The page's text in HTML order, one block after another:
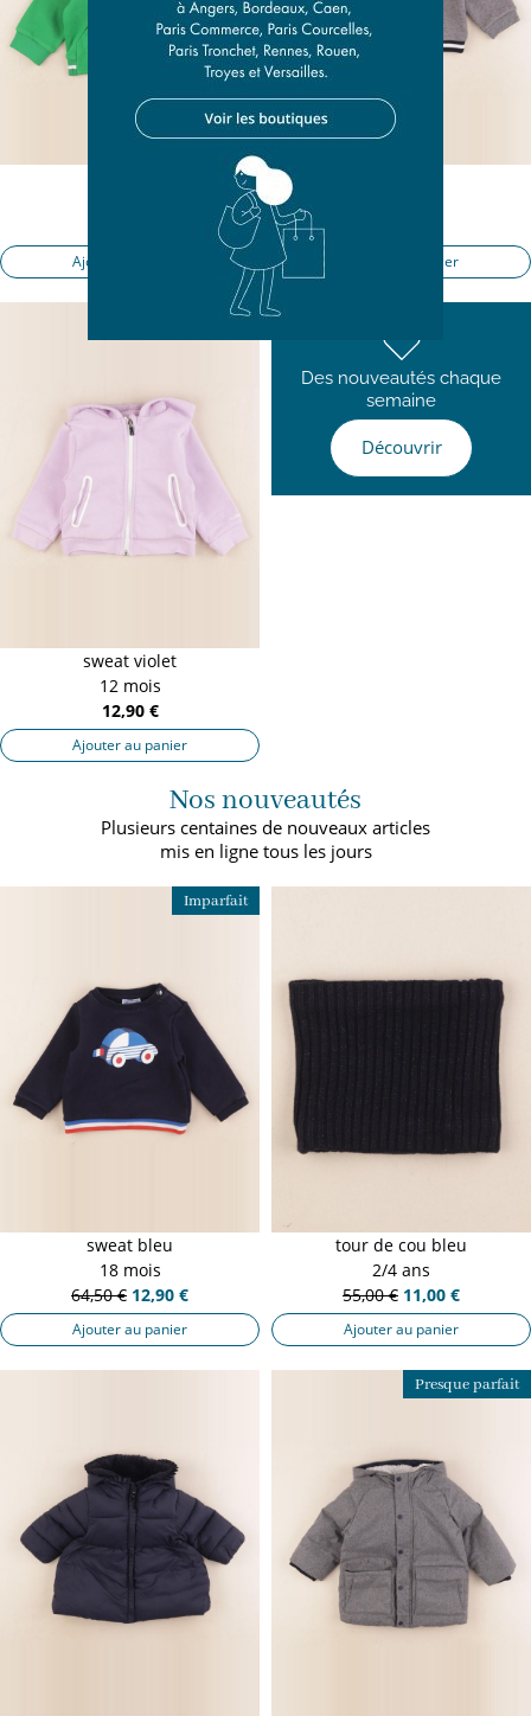
Ajouter au panier Ajouter au panier
Presque parfait
sweat violet
12 mois
12,90 €
Ajouter au panier
Des nouveautés chaque
semaine
Découvrir
Nos nouveautés
Plusieurs centaines de nouveaux articles
mis en ligne tous les jours
Imparfait
sweat bleu
18 mois
64,50 € 12,90 €
Ajouter au panier
tour de cou bleu
2/4 ans
55,00 € 11,00 €
Ajouter au panier
Presque parfait